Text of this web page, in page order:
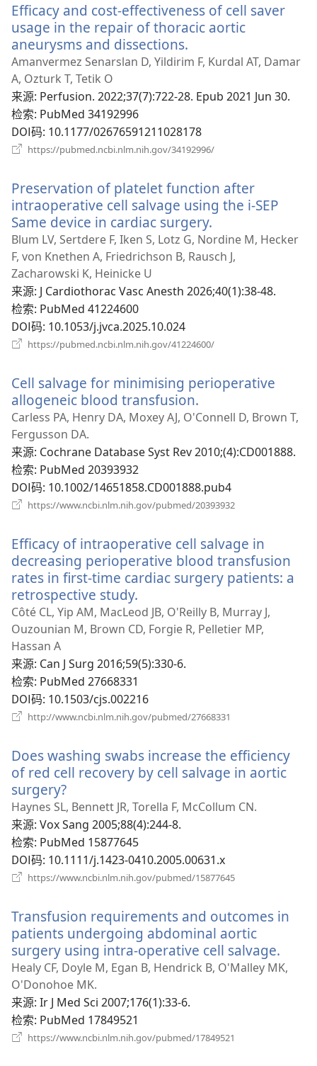
窗
口）
Efficacy and cost-effectiveness of cell saver
usage in the repair of thoracic aortic
aneurysms and dissections.
开
窗
Amanvermez Senarslan D, Yildirim F, Kurdal AT, Damar
A, Ozturk T, Tetik O
来源‎: Perfusion. 2022;37(7):722-28. Epub 2021 Jun 30.
检索‎: PubMed 34192996
DOI码‎: 10.1177/02676591211028178
https://pubmed.ncbi.nlm.nih.gov/34192996/
窗
口）
Preservation of platelet function after
intraoperative cell salvage using the i-SEP
Same device in cardiac surgery.
开
新
口）
Blum LV, Sertdere F, Iken S, Lotz G, Nordine M, Hecker
F, von Knethen A, Friedrichson B, Rausch J,
Zacharowski K, Heinicke U
来源‎: J Cardiothorac Vasc Anesth 2026;40(1):38-48.
检索‎: PubMed 41224600
DOI码‎: 10.1053/j.jvca.2025.10.024
https://pubmed.ncbi.nlm.nih.gov/41224600/
窗
口）
Cell salvage for minimising perioperative
allogeneic blood transfusion.
开
窗
Carless PA, Henry DA, Moxey AJ, O'Connell D, Brown T,
Fergusson DA.
来源‎: Cochrane Database Syst Rev 2010;(4):CD001888.
检索‎: PubMed 20393932
DOI码‎: 10.1002/14651858.CD001888.pub4
https://www.ncbi.nlm.nih.gov/pubmed/20393932
窗
口）
Efficacy of intraoperative cell salvage in
decreasing perioperative blood transfusion
rates in first-time cardiac surgery patients: a
retrospective study.
开
新
口）
Côté CL, Yip AM, MacLeod JB, O'Reilly B, Murray J,
Ouzounian M, Brown CD, Forgie R, Pelletier MP,
Hassan A
来源‎: Can J Surg 2016;59(5):330-6.
检索‎: PubMed 27668331
DOI码‎: 10.1503/cjs.002216
http://www.ncbi.nlm.nih.gov/pubmed/27668331
窗
口）
Does washing swabs increase the efficiency
of red cell recovery by cell salvage in aortic
surgery?
开
新
窗
口）
Haynes SL, Bennett JR, Torella F, McCollum CN.
来源‎: Vox Sang 2005;88(4):244-8.
检索‎: PubMed 15877645
DOI码‎: 10.1111/j.1423-0410.2005.00631.x
https://www.ncbi.nlm.nih.gov/pubmed/15877645
窗
口）
Transfusion requirements and outcomes in
patients undergoing abdominal aortic
surgery using intra-operative cell salvage.
开
Healy CF, Doyle M, Egan B, Hendrick B, O'Malley MK,
O'Donohoe MK.
来源‎: Ir J Med Sci 2007;176(1):33-6.
检索‎: PubMed 17849521
https://www.ncbi.nlm.nih.gov/pubmed/17849521